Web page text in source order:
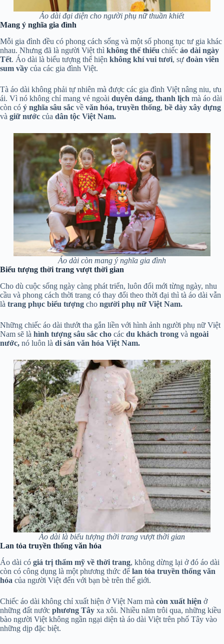
Áo dài đại diện cho người phụ nữ thuần khiết
Mang ý nghĩa gia đình
Mỗi gia đình đều có phong cách sống và một số phong tục tư gia khác
nhau. Nhưng đã là người Việt thì không thể thiếu chiếc áo dài ngày
Tết. Áo dài là biểu tượng thể hiện không khí vui tươi, sự đoàn viên
sum vầy của các gia đình Việt.
Tà áo dài không phải tự nhiên mà được các gia đình Việt nâng niu, ưu
ái. Vì nó không chỉ mang vẻ ngoài duyên dáng, thanh lịch mà áo dài
còn có ý nghĩa sâu sắc về văn hóa, truyền thống, bề dày xây dựng
và giữ nước của dân tộc Việt Nam.
Áo dài còn mang ý nghĩa gia đình
Biểu tượng thời trang vượt thời gian
Cho dù cuộc sống ngày càng phát triển, luôn đổi mới từng ngày, nhu
cầu và phong cách thời trang có thay đổi theo thời đại thì tà áo dài vẫn
là trang phục biểu tượng cho người phụ nữ Việt Nam.
Những chiếc áo dài thướt tha gắn liền với hình ảnh người phụ nữ Việt
Nam sẽ là hình tượng sâu sắc cho các du khách trong và ngoài
nước, nó luôn là di sản văn hóa Việt Nam.
Áo dài là biểu tượng thời trang vượt thời gian
Lan tỏa truyền thống văn hóa
Áo dài có giá trị thẩm mỹ về thời trang, không dừng lại ở đó áo dài
còn có công dụng là một phương thức để lan tỏa truyền thống văn
hóa của người Việt đến với bạn bè trên thế giới.
Chiếc áo dài không chỉ xuất hiện ở Việt Nam mà còn xuất hiện ở
những đất nước phương Tây xa xôi. Nhiều năm trôi qua, những kiều
bào người Việt không ngần ngại diện tà áo dài Việt trên phố Tây vào
những dịp đặc biệt.